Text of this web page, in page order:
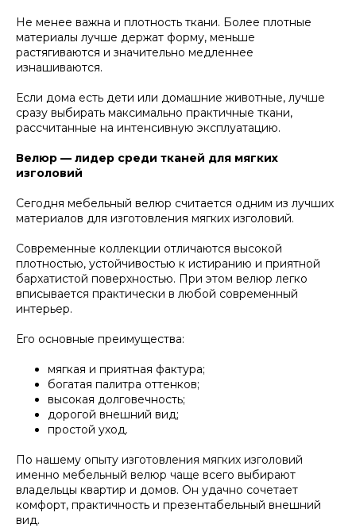
Не менее важна и плотность ткани. Более плотные
материалы лучше держат форму, меньше
растягиваются и значительно медленнее
изнашиваются.
Если дома есть дети или домашние животные, лучше
сразу выбирать максимально практичные ткани,
рассчитанные на интенсивную эксплуатацию.
Велюр — лидер среди тканей для мягких
изголовий
Сегодня мебельный велюр считается одним из лучших
материалов для изготовления мягких изголовий.
Современные коллекции отличаются высокой
плотностью, устойчивостью к истиранию и приятной
бархатистой поверхностью. При этом велюр легко
вписывается практически в любой современный
интерьер.
Его основные преимущества:
мягкая и приятная фактура;
богатая палитра оттенков;
высокая долговечность;
дорогой внешний вид;
простой уход.
По нашему опыту изготовления мягких изголовий
именно мебельный велюр чаще всего выбирают
владельцы квартир и домов. Он удачно сочетает
комфорт, практичность и презентабельный внешний
вид.